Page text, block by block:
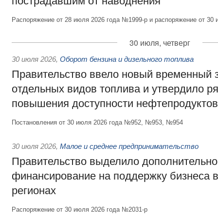
Распоряжение от 28 июля 2026 года №1999-р и распоряжение от
30 июля, четверг
30 июля 2026, Оборот бензина и дизельного топлива
Правительство ввело новый временный
отдельных видов топлива и утвердило
повышения доступности нефтепродуктов
Постановления от 30 июля 2026 года №952, №953, №954
30 июля 2026, Малое и среднее предпринимательство
Правительство выделило
финансирование на поддержку бизнеса
регионах
Распоряжение от 30 июля 2026 года №2031-р